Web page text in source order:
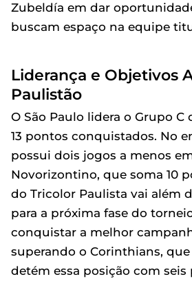
Zubeldía em dar
buscam espaço na equipe
Liderança e Objetivos
Paulistão
O São Paulo lidera o Grupo C
13 pontos conquistados. No
possui dois jogos a menos
Novorizontino, que soma 10
do Tricolor Paulista vai além
para a próxima fase do
conquistar a melhor
superando o Corinthians,
detém essa posição com seis